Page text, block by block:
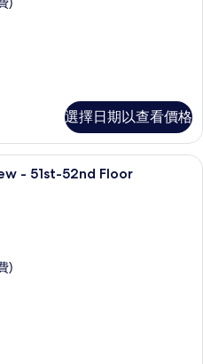
選擇日期以查看價格
- 51st-52nd Floor
)